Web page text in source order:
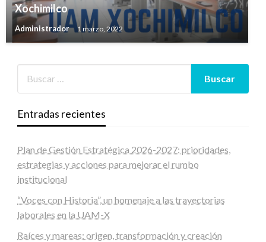
Xochimilco
Administrador 1 marzo, 2022
Entradas recientes
Plan de Gestión Estratégica 2026-2027: prioridades,
estrategias y acciones para mejorar el rumbo
institucional
“Voces con Historia”, un homenaje a las trayectorias
laborales en la UAM-X
Raíces y mareas: origen, transformación y creación